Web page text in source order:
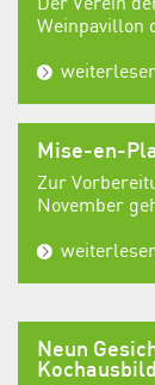
Weinpavillon
Mise-en-
Zur
November
Neun